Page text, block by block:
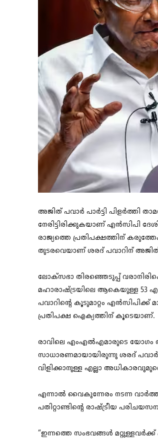
അജിത് പവാര്‍ പാര്‍ട്ടി പിളര്‍ത്തി
നേരിട്ടിരിക്കുകയാണ് എന്‍സിപി
രാജ്യത്തെ പ്രതിപക്ഷത്തിന്
തുടരവെയാണ് ശരദ് പവാറിന് അജിത്
ലോക്സഭാ തിരഞ്ഞെടുപ്പ്
മഹാരാഷ്ട്രയിലെ ആകെയുള്ള 53
പവാറിന്റെ കൂടുമാറ്റം എന്‍സിപിക്ക്
പ്രതിപക്ഷ ഐക്യത്തിന് കൂടെയാണ്.
രാവിലെ എംഎല്‍എമാരുടെ യോഗം
സാധാരണമായായിരുന്നു ശരദ്
വിളിക്കാനുള്ള എല്ലാ
എന്നാല്‍ വൈകുന്നേരം നടന്ന
പതിറ്റാണ്ടിന്റെ രാഷ്ട്രീയ
“ഇന്നത്തെ സംഭവങ്ങള്‍